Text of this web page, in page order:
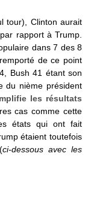
tour), Clinton aurait
rapport à Trump.
dans 7 des 8
de ce point
Bush 41 étant son
du nième président
les résultats
cas comme cette
états qui ont fait
étaient toutefois
ci-dessous avec les